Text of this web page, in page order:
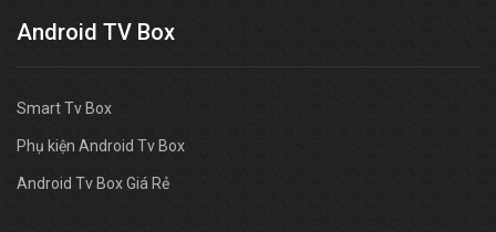
Android TV Box
Smart Tv Box
Phụ kiện Android Tv Box
Android Tv Box Giá Rẻ